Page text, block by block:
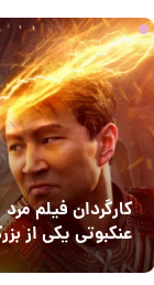
کارگردان فیلم مرد
عنکبوتی یکی از
مشکلات مارول
10 14 مرداد 1405